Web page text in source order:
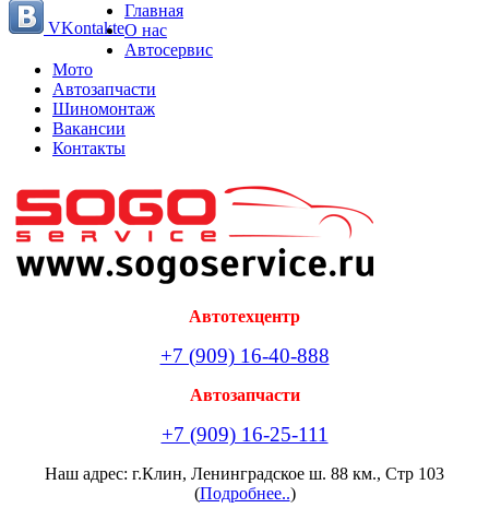
VKontakte
Главная
О нас
Автосервис
Мото
Автозапчасти
Шиномонтаж
Вакансии
Контакты
Автотехцентр
+7 (909) 16-40-888
Автозапчасти
+7 (909) 16-25-111
Наш адрес: г.Клин, Ленинградское ш. 88 км., Стр 103
(Подробнее..)